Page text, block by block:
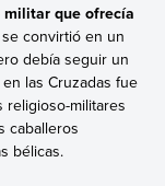
que ofrecía
convirtió en un
debía seguir un
las Cruzadas fue
religioso-militares
caballeros
bélicas.